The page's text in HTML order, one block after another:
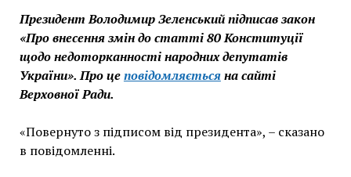
Президент Володимир Зеленський підписав закон
«Про внесення змін до статті 80 Конституції
щодо недоторканності народних депутатів
України». Про цеповідомляєтьсяна сайті
Верховної Ради.
«Повернуто з підписом від президента», – сказано
в повідомленні.